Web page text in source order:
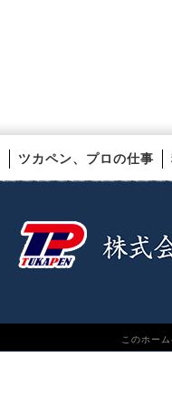
ツカペン、プロの仕事
このホー